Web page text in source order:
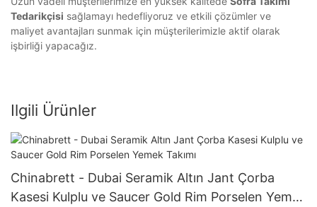
Tedarikçisi sağlamayı hedefliyoruz ve etkili çözümler ve
maliyet avantajları sunmak için müşterilerimizle aktif olarak
işbirliği yapacağız.
Ilgili Ürünler
Chinabrett - Dubai Seramik Altın Jant Çorba
Kasesi Kulplu ve Saucer Gold Rim Porselen Yemek